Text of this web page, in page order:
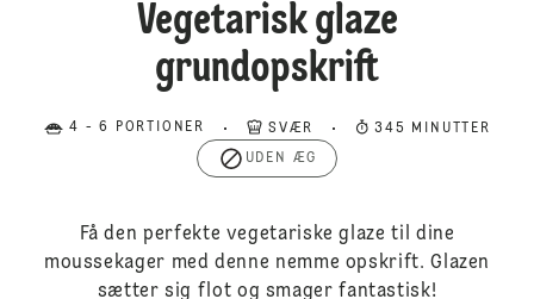
Vegetarisk glaze
grundopskrift
4 - 6 PORTIONER SVÆR 345 MINUTTER
UDEN ÆG
Få den perfekte vegetariske glaze til dine
moussekager med denne nemme opskrift. Glazen
sætter sig flot og smager fantastisk!